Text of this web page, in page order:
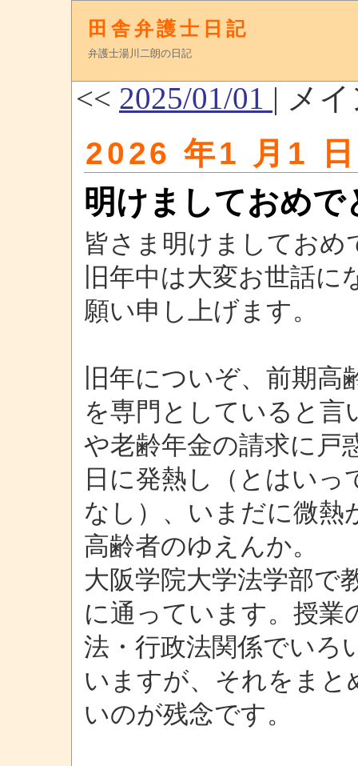
田舎弁護士日記
弁護士湯川二朗の日記
<< 2025/01/01 | メ
2026 年1 月1 日
明けましておめ
皆さま明けましてお
旧年中は大変お世話
願い申し上げます。
旧年についぞ、前期
を専門としていると言
や老齢年金の請求に戸
日に発熱し（とはい
なし）、いまだに微熱
高齢者のゆえんか。
大阪学院大学法学部で
に通っています。授業
法・行政法関係でいろ
いますが、それをま
いのが残念です。